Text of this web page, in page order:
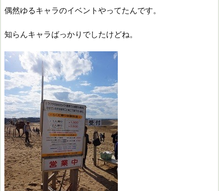
偶然ゆるキャラのイベントやってたんです。
知らんキャラばっかりでしたけどね。